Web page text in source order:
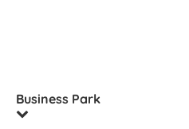
Business Park